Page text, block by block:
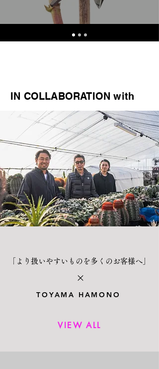
IN COLLABORATION with
「より扱いやすいものを多くのお客様へ」
×
TOYAMA HAMONO
VIEW ALL